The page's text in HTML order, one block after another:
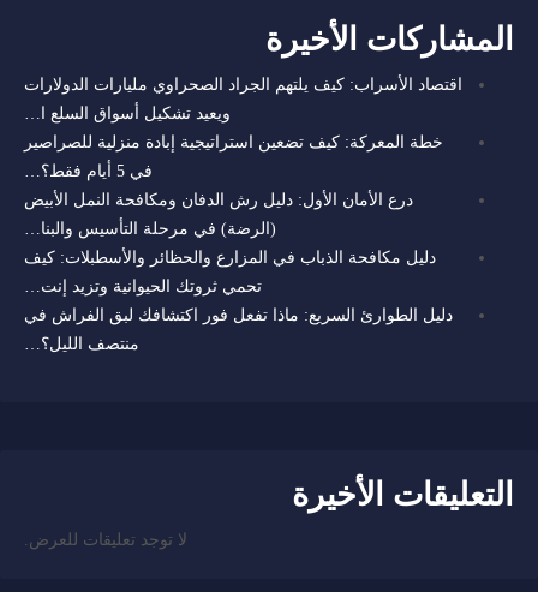
المشاركات الأخيرة
اقتصاد الأسراب: كيف يلتهم الجراد الصحراوي مليارات الدولارات
ويعيد تشكيل أسواق السلع ا…
خطة المعركة: كيف تضعين استراتيجية إبادة منزلية للصراصير
في 5 أيام فقط؟…
درع الأمان الأول: دليل رش الدفان ومكافحة النمل الأبيض
(الرضة) في مرحلة التأسيس والبنا…
دليل مكافحة الذباب في المزارع والحظائر والأسطبلات: كيف
تحمي ثروتك الحيوانية وتزيد إنت…
دليل الطوارئ السريع: ماذا تفعل فور اكتشافك لبق الفراش في
منتصف الليل؟…
التعليقات الأخيرة
لا توجد تعليقات للعرض.